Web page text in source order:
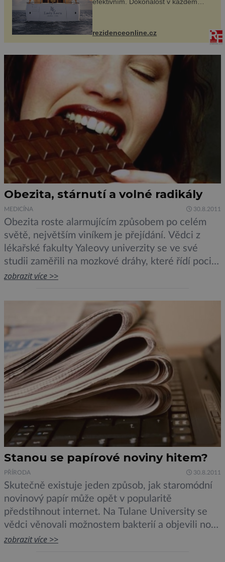
efektivním. Dokonalost v každém
každoročn...
rezidenceonline.cz
Obezita, stárnutí a volné radikály
MEDICÍNA 30.8.2011
Obezita roste alarmujícím způsobem po celém
světě, největším viníkem je přejídání. Vědci z
lékařské fakulty Yaleovy univerzity se ve své
studii zaměřili na mozkové dráhy, které řídí pocity
hladu a sytosti. Zjistili, že molekulární
molekulami vázanými na stárnutí a poškození
tkáně – mají na svědomí i regulaci chuti k jídlu.
[…]
zobrazit více >>
Stanou se papírové noviny hitem?
PŘÍRODA 30.8.2011
Skutečně existuje jeden způsob, jak staromódní
novinový papír může opět v popularitě
předstihnout internet. Na Tulane University se
vědci věnovali možnostem bakterií a objevili nový
kmen „TU-103“, který lze použít pro výrobu
zobrazit více >>